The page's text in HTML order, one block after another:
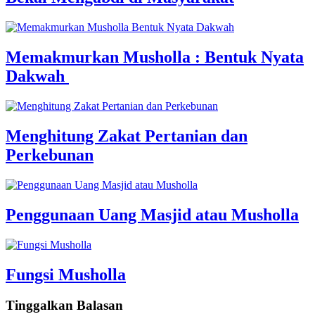
Memakmurkan Musholla : Bentuk Nyata
Dakwah
Menghitung Zakat Pertanian dan
Perkebunan
Penggunaan Uang Masjid atau Musholla
Fungsi Musholla
Tinggalkan Balasan